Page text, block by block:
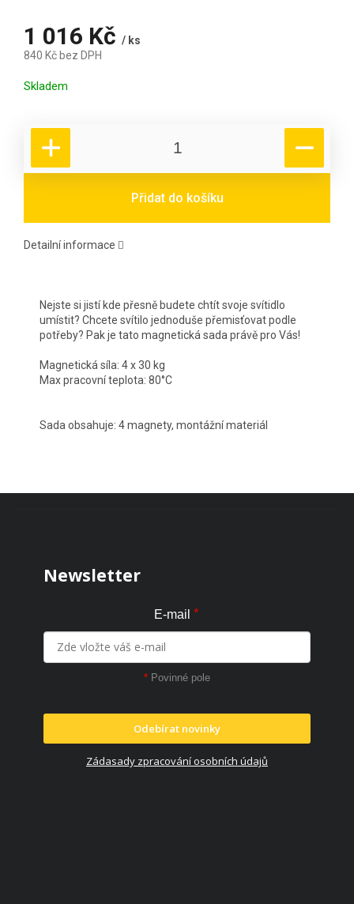
1 016 Kč / ks
840 Kč bez DPH
Skladem
Přidat do košíku
Detailní informace
Nejste si jistí kde přesně budete chtít svoje svítidlo
umístit? Chcete svítilo jednoduše přemisťovat podle
potřeby? Pak je tato magnetická sada právě pro Vás!
Magnetická síla: 4 x 30 kg
Max pracovní teplota: 80°C
Sada obsahuje: 4 magnety, montážní materiál
Newsletter
E-mail *
* Povinné pole
Odebírat novinky
Zádasady zpracování osobních údajů